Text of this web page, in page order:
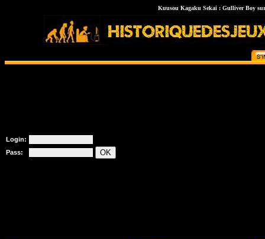
Kuusou Kagaku Sekai : Gulliver Boy sur
Login:
Pass: